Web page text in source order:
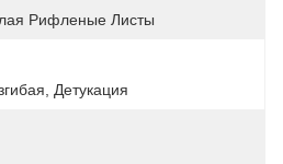
Рифленые Листы
Детукация